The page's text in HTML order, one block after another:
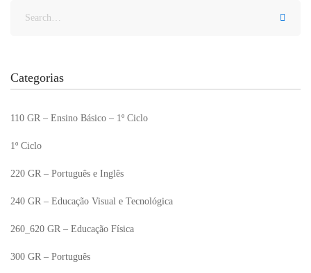
Categorias
110 GR – Ensino Básico – 1º Ciclo
1º Ciclo
220 GR – Português e Inglês
240 GR – Educação Visual e Tecnológica
260_620 GR – Educação Física
300 GR – Português